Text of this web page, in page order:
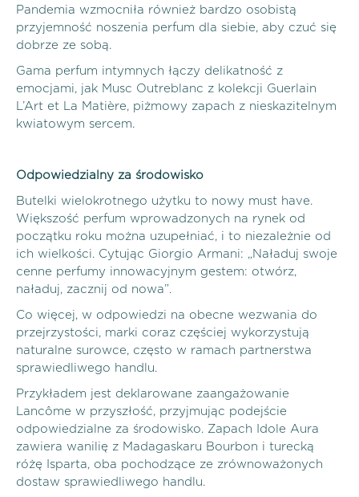
Pandemia wzmocniła również bardzo osobistą
przyjemność noszenia perfum dla siebie, aby czuć się
dobrze ze sobą.
Gama perfum intymnych łączy delikatność z
emocjami, jak Musc Outreblanc z kolekcji Guerlain
L’Art et La Matière, piżmowy zapach z nieskazitelnym
kwiatowym sercem.
Odpowiedzialny za środowisko
Butelki wielokrotnego użytku to nowy must have.
Większość perfum wprowadzonych na rynek od
początku roku można uzupełniać, i to niezależnie od
ich wielkości. Cytując Giorgio Armani: „Naładuj swoje
cenne perfumy innowacyjnym gestem: otwórz,
naładuj, zacznij od nowa”.
Co więcej, w odpowiedzi na obecne wezwania do
przejrzystości, marki coraz częściej wykorzystują
naturalne surowce, często w ramach partnerstwa
sprawiedliwego handlu.
Przykładem jest deklarowane zaangażowanie
Lancôme w przyszłość, przyjmując podejście
odpowiedzialne za środowisko. Zapach Idole Aura
zawiera wanilię z Madagaskaru Bourbon i turecką
różę Isparta, oba pochodzące ze zrównoważonych
dostaw sprawiedliwego handlu.